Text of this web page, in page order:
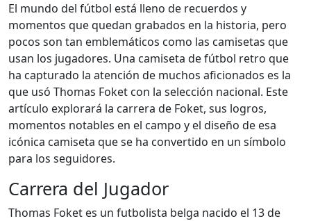
El mundo del fútbol está lleno de recuerdos y
momentos que quedan grabados en la historia, pero
pocos son tan emblemáticos como las camisetas que
usan los jugadores. Una camiseta de fútbol retro que
ha capturado la atención de muchos aficionados es la
que usó Thomas Foket con la selección nacional. Este
artículo explorará la carrera de Foket, sus logros,
momentos notables en el campo y el diseño de esa
icónica camiseta que se ha convertido en un símbolo
para los seguidores.
Carrera del Jugador
Thomas Foket es un futbolista belga nacido el 13 de